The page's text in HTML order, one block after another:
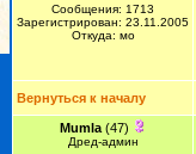
Сообщения: 1713
Зарегистрирован: 23.11.2005
Откуда: мо
Вернуться к началу
Mumla (47)
Дред-админ